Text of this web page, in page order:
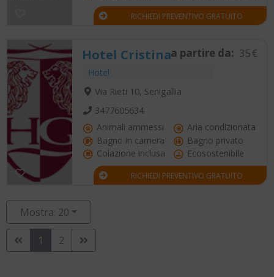
RICHIEDI PREVENTIVO GRATUITO
Hotel Cristina
Hotel
a partire da: 35€
Via Rieti 10, Senigallia
3477605634
Animali ammessi
Aria condizionata
Bagno in camera
Bagno privato
Colazione inclusa
Ecosostenibile
RICHIEDI PREVENTIVO GRATUITO
Mostra: 20
1 2